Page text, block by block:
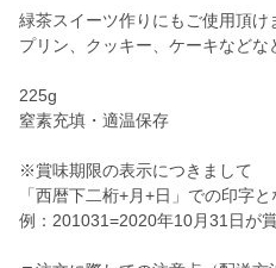
緑茶スイーツ作りにもご使用頂け
プリン、クッキー、ケーキなどな
225g
窒素充填・適温保存
※賞味期限の表示につきまして
「西暦下二桁+月+日」での印字と
例：201031=2020年10月31日が